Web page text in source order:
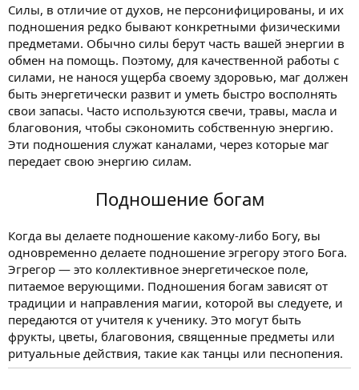
Силы, в отличие от духов, не персонифицированы, и их
подношения редко бывают конкретными физическими
предметами. Обычно силы берут часть вашей энергии в
обмен на помощь. Поэтому, для качественной работы с
силами, не нанося ущерба своему здоровью, маг должен
быть энергетически развит и уметь быстро восполнять
свои запасы. Часто используются свечи, травы, масла и
благовония, чтобы сэкономить собственную энергию.
Эти подношения служат каналами, через которые маг
передает свою энергию силам.
Подношение богам
Когда вы делаете подношение какому-либо Богу, вы
одновременно делаете подношение эгрегору этого Бога.
Эгрегор — это коллективное энергетическое поле,
питаемое верующими. Подношения богам зависят от
традиции и направления магии, которой вы следуете, и
передаются от учителя к ученику. Это могут быть
фрукты, цветы, благовония, священные предметы или
ритуальные действия, такие как танцы или песнопения.